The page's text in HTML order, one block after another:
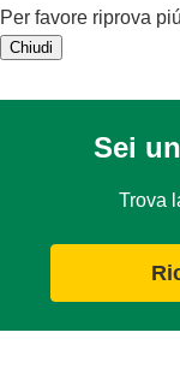
Per favore riprova
Chiudi
Sei
Trova